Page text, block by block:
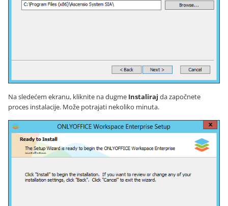
Na sledećem ekranu, kliknite na dugme Instaliraj da započnete
proces instalacije. Može potrajati nekoliko minuta.